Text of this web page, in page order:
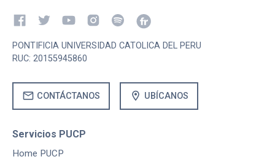
PONTIFICIA UNIVERSIDAD CATOLICA DEL PERU
RUC: 20155945860
mail CONTÁCTANOS location_on UBÍCANOS
Servicios PUCP
Home PUCP